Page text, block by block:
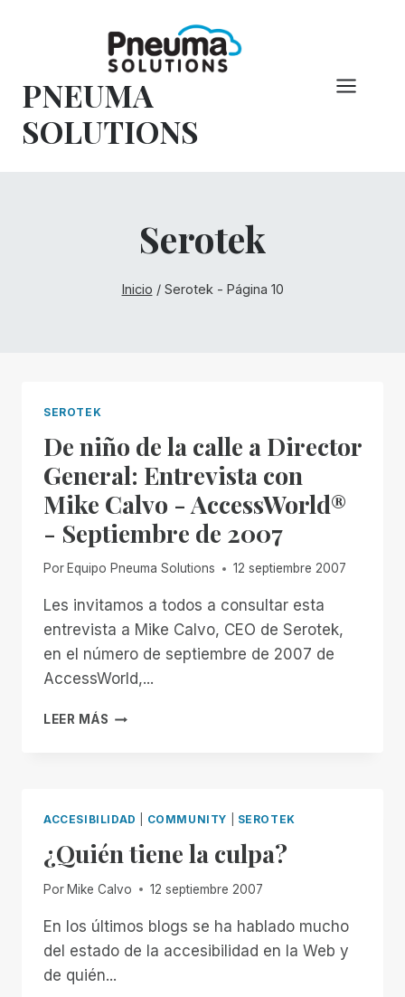
PNEUMA
SOLUTIONS
Serotek
Inicio / Serotek- Página 10
SEROTEK
De niño de la calle a Director
General: Entrevista con
Mike Calvo - AccessWorld®
- Septiembre de 2007
Por Equipo Pneuma Solutions 12 septiembre 2007
Les invitamos a todos a consultar esta
entrevista a Mike Calvo, CEO de Serotek,
en el número de septiembre de 2007 de
AccessWorld,...
LEER MÁS DE
DIRECTOR
GENERAL:
ENTREVISTA
CON
CALVO
-
-
ACCESIBILIDAD COMMUNITY SEROTEK
¿Quién tiene la culpa?
Por Mike Calvo 12 septiembre 2007
En los últimos blogs se ha hablado mucho
del estado de la accesibilidad en la Web y
de quién...